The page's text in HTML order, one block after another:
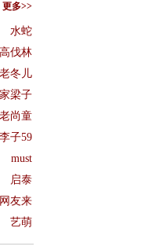
更多>>
水蛇
高伐林
老冬儿
梁子
老尚童
李子59
must
启泰
友来
艺萌